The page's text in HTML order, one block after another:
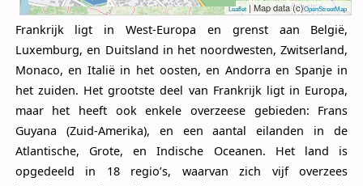
Leaflet | Map data (c)OpenStreetMap
Frankrijk ligt in West-Europa en grenst aan België,
Luxemburg, en Duitsland in het noordwesten, Zwitserland,
Monaco, en Italië in het oosten, en Andorra en Spanje in
het zuiden. Het grootste deel van Frankrijk ligt in Europa,
maar het heeft ook enkele overzeese gebieden: Frans
Guyana (Zuid-Amerika), en een aantal eilanden in de
Atlantische, Grote, en Indische Oceanen. Het land is
opgedeeld in 18 regio’s, waarvan zich vijf overzees